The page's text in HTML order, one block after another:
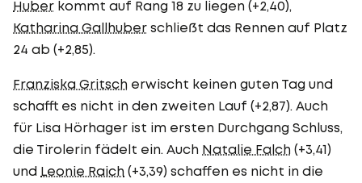
Huber kommt auf Rang 18 zu liegen (+2,40),
Katharina Gallhuber schließt das Rennen auf Platz
24 ab (+2,85).
Franziska Gritsch erwischt keinen guten Tag und
schafft es nicht in den zweiten Lauf (+2,87). Auch
für Lisa Hörhager ist im ersten Durchgang Schluss,
die Tirolerin fädelt ein. Auch Natalie Falch (+3,41)
und Leonie Raich (+3,39) schaffen es nicht in die